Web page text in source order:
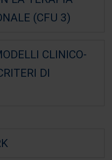
(CFU 3)
CLINICO-
DI